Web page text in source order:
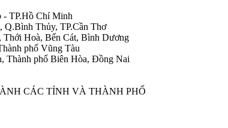
- TP.Hồ Chí Minh
Q.Bình Thủy, TP.Cần Thơ
Hoà, Bến Cát, Bình Dương
phố Vũng Tàu
Thành phố Biên Hòa, Đồng Nai
CÁC TỈNH VÀ THÀNH PHỐ